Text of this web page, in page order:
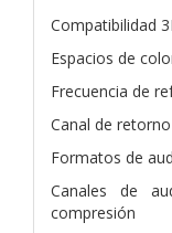
Compatibilidad
Espacios de
Frecuencia de
Canal de
Formatos de
Canales de
compresión